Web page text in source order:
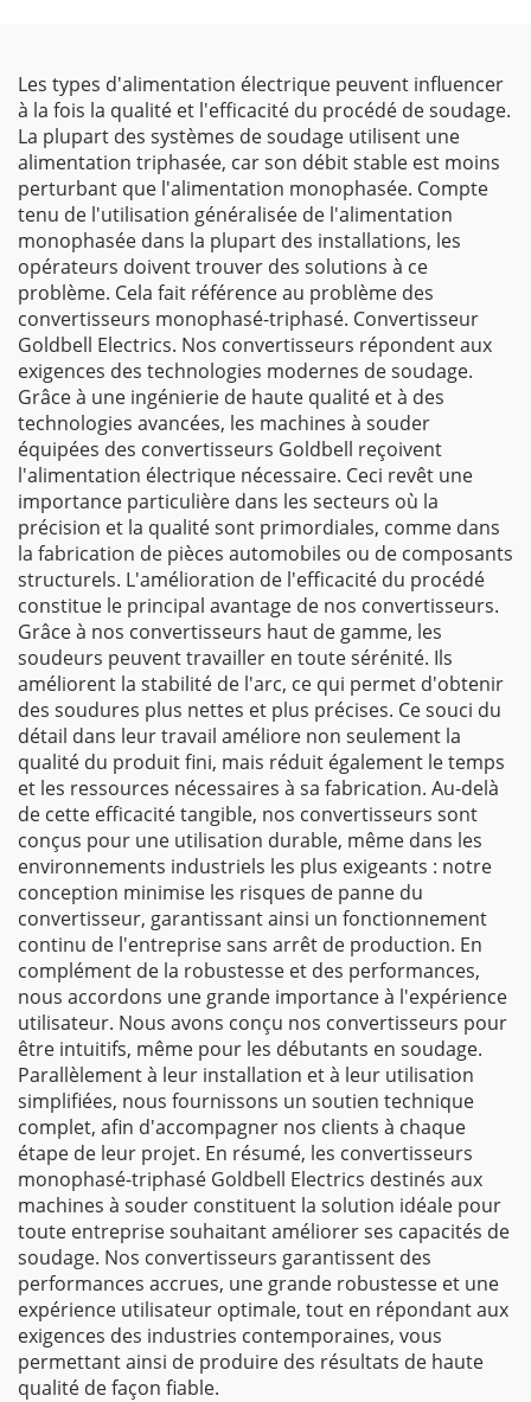
Les types d'alimentation électrique peuvent influencer
à la fois la qualité et l'efficacité du procédé de soudage.
La plupart des systèmes de soudage utilisent une
alimentation triphasée, car son débit stable est moins
perturbant que l'alimentation monophasée. Compte
tenu de l'utilisation généralisée de l'alimentation
monophasée dans la plupart des installations, les
opérateurs doivent trouver des solutions à ce
problème. Cela fait référence au problème des
convertisseurs monophasé-triphasé. Convertisseur
Goldbell Electrics. Nos convertisseurs répondent aux
exigences des technologies modernes de soudage.
Grâce à une ingénierie de haute qualité et à des
technologies avancées, les machines à souder
équipées des convertisseurs Goldbell reçoivent
l'alimentation électrique nécessaire. Ceci revêt une
importance particulière dans les secteurs où la
précision et la qualité sont primordiales, comme dans
la fabrication de pièces automobiles ou de composants
structurels. L'amélioration de l'efficacité du procédé
constitue le principal avantage de nos convertisseurs.
Grâce à nos convertisseurs haut de gamme, les
soudeurs peuvent travailler en toute sérénité. Ils
améliorent la stabilité de l'arc, ce qui permet d'obtenir
des soudures plus nettes et plus précises. Ce souci du
détail dans leur travail améliore non seulement la
qualité du produit fini, mais réduit également le temps
et les ressources nécessaires à sa fabrication. Au-delà
de cette efficacité tangible, nos convertisseurs sont
conçus pour une utilisation durable, même dans les
environnements industriels les plus exigeants : notre
conception minimise les risques de panne du
convertisseur, garantissant ainsi un fonctionnement
continu de l'entreprise sans arrêt de production. En
complément de la robustesse et des performances,
nous accordons une grande importance à l'expérience
utilisateur. Nous avons conçu nos convertisseurs pour
être intuitifs, même pour les débutants en soudage.
Parallèlement à leur installation et à leur utilisation
simplifiées, nous fournissons un soutien technique
complet, afin d'accompagner nos clients à chaque
étape de leur projet. En résumé, les convertisseurs
monophasé-triphasé Goldbell Electrics destinés aux
machines à souder constituent la solution idéale pour
toute entreprise souhaitant améliorer ses capacités de
soudage. Nos convertisseurs garantissent des
performances accrues, une grande robustesse et une
expérience utilisateur optimale, tout en répondant aux
exigences des industries contemporaines, vous
permettant ainsi de produire des résultats de haute
qualité de façon fiable.